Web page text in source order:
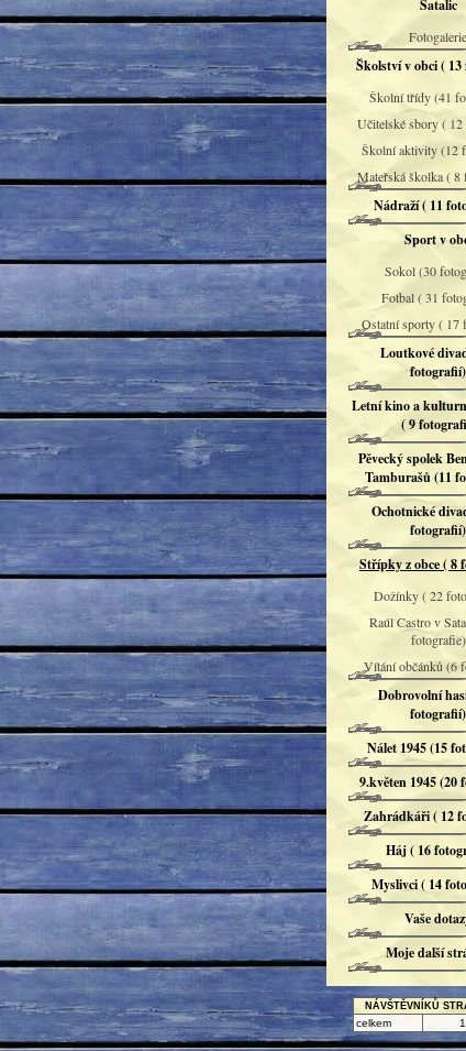
Satalic
Fotogalerie
Školství v obci (
Školní třídy (41
Učitelské sbory (
Školní aktivity (12
Mateřská školka ( 8
Nádraží ( 11
Sport v
Sokol (30
Fotbal ( 31
Ostatní sporty ( 17
Loutkové
fotografií)
Letní kino a
( 9
Pěvecký spolek
Tamburašů (11
Ochotnické
fotografií)
Střípky z obce ( 8
Dožínky ( 22
Raúl Castro v
fotografie)
Vítání občánků (6
Dobrovolní
fotografií)
Nálet 1945 (15
9.květen 1945 (20
Zahrádkáři ( 12
Háj ( 16
Myslivci ( 14
Vaše
Moje další
NÁVŠTĚVNÍKŮ
celkem